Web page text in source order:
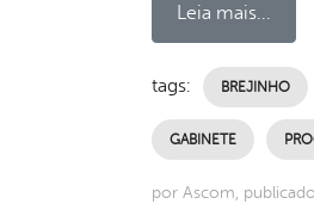
Leia mais...
tags: BREJINHO
GABINETE
por Ascom,